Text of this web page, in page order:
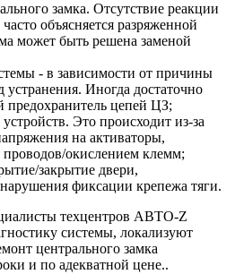
замка. Отсутствие реакции
объясняется разряженной
может быть решена заменой
- в зависимости от причины
Иногда достаточно
предохранитель цепей ЦЗ;
Это происходит из-за
на активаторы,
окислением клемм;
закрытие двери,
фиксации крепежа тяги.
техцентров АВТО-Z
системы, локализуют
центрального замка
и по адекватной цене..